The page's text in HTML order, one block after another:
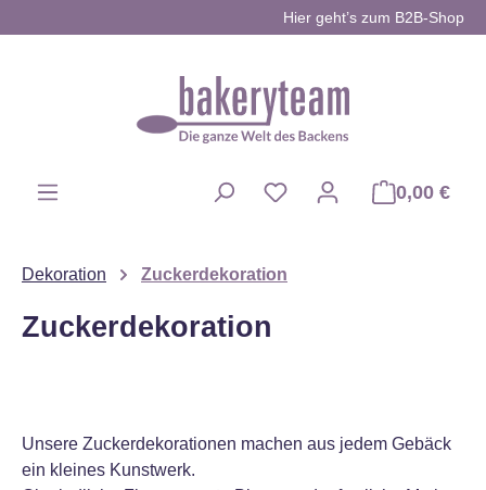
Hier geht’s zum B2B-Shop
0,00 €
Dekoration Zuckerdekoration
Zuckerdekoration
Unsere Zuckerdekorationen machen aus jedem Gebäck
ein kleines Kunstwerk.